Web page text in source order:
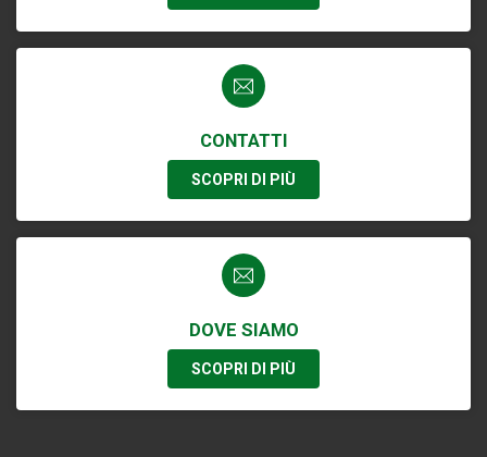
CONTATTI
SCOPRI DI PIÙ
DOVE SIAMO
SCOPRI DI PIÙ